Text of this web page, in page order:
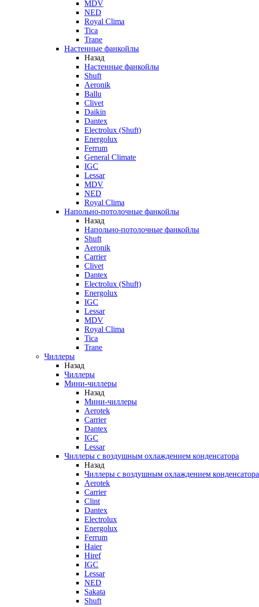
MDV
NED
Royal Clima
Tica
Trane
Настенные фанкойлы
Назад
Настенные фанкойлы
Shuft
Aeronik
Ballu
Clivet
Daikin
Dantex
Electrolux (Shuft)
Energolux
Ferrum
General Climate
IGC
Lessar
MDV
NED
Royal Clima
Напольно-потолочные фанкойлы
Назад
Напольно-потолочные фанкойлы
Shuft
Aeronik
Carrier
Clivet
Dantex
Electrolux (Shuft)
Energolux
IGC
Lessar
MDV
Royal Clima
Tica
Trane
Чиллеры
Назад
Чиллеры
Мини-чиллеры
Назад
Мини-чиллеры
Aerotek
Carrier
Dantex
IGC
Lessar
Чиллеры с воздушным охлаждением конденсатора
Назад
Чиллеры с воздушным охлаждением конденсатора
Aerotek
Carrier
Clint
Dantex
Electrolux
Energolux
Ferrum
Haier
Hiref
IGC
Lessar
NED
Sakata
Shuft